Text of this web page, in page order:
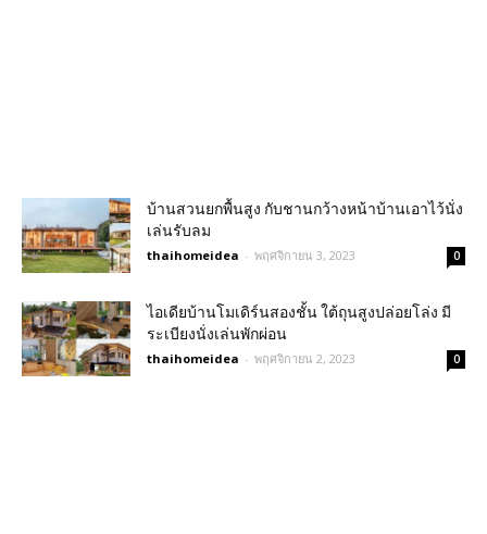
บ้านสวนยกพื้นสูง กับชานกว้างหน้าบ้านเอาไว้นั่ง
เล่นรับลม
thaihomeidea - พฤศจิกายน 3, 2023 0
ไอเดียบ้านโมเดิร์นสองชั้น ใต้ถุนสูงปล่อยโล่ง มี
ระเบียงนั่งเล่นพักผ่อน
thaihomeidea - พฤศจิกายน 2, 2023 0